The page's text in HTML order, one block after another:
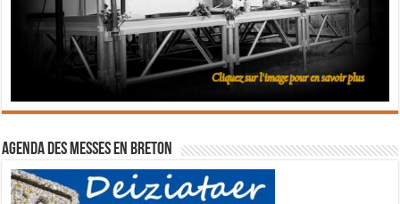
Agenda des messes en breton